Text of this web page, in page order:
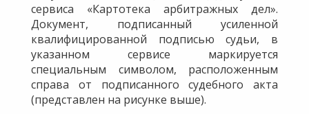
сервиса «Картотека арбитражных дел».
Документ, подписанный усиленной
квалифицированной подписью судьи, в
указанном сервисе маркируется
специальным символом, расположенным
справа от подписанного судебного акта
(представлен на рисунке выше).